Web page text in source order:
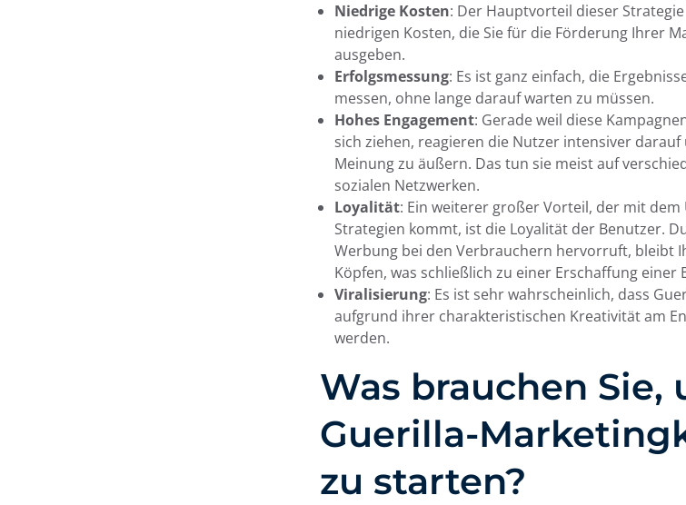
Niedrige Kosten: Der Hauptvorteil dieser
niedrigen Kosten, die Sie für die Förderung Ihrer
ausgeben.
Erfolgsmessung: Es ist ganz einfach, die
messen, ohne lange darauf warten zu müssen.
Hohes Engagement: Gerade weil diese
sich ziehen, reagieren die Nutzer intensiver
Meinung zu äußern. Das tun sie meist auf
sozialen Netzwerken.
Loyalität: Ein weiterer großer Vorteil, der mit
Strategien kommt, ist die Loyalität der Benutzer.
Werbung bei den Verbrauchern hervorruft, bleibt
Köpfen, was schließlich zu einer Erschaffung
Viralisierung: Es ist sehr wahrscheinlich, dass
aufgrund ihrer charakteristischen Kreativität am
werden.
Was brauchen Sie,
Guerilla-
zu starten?
Personalisierung von Anzeigen über Werbeplattformen wie
werden. Sie können alle Cookies akzeptieren, indem Sie auf die
über "Cookie-Einstellungen " konfigurieren oder ihre Verwendung
Schaltfläche "Ablehnen " klicken. Informationen zu den
unserem Impressum, unserer